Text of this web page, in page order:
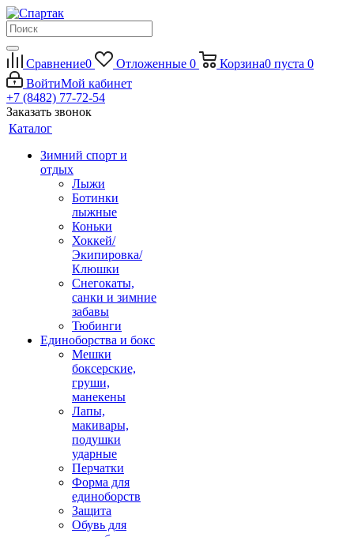
Сравнение0 Отложенные 0 Корзина0 пуста 0
ВойтиМой кабинет
+7 (8482) 77-72-54
Заказать звонок
Каталог
Зимний спорт и
отдых
Лыжи
Ботинки
лыжные
Коньки
Хоккей/
Экипировка/
Клюшки
Снегокаты,
санки и зимние
забавы
Тюбинги
Единоборства и бокс
Мешки
боксерские,
груши,
манекены
Лапы,
макивары,
подушки
ударные
Перчатки
Форма для
единоборств
Защита
Обувь для